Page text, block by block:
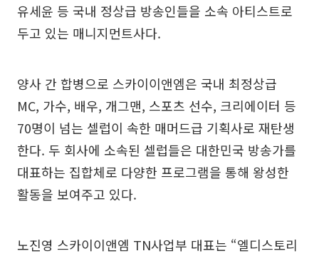
유세윤 등 국내 정상급 방송인들을 소속 아티스트로
두고 있는 매니지먼트사다.
양사 간 합병으로 스카이이앤엠은 국내 최정상급
MC, 가수, 배우, 개그맨, 스포츠 선수, 크리에이터 등
70명이 넘는 셀럽이 속한 매머드급 기획사로 재탄생
한다. 두 회사에 소속된 셀럽들은 대한민국 방송가를
대표하는 집합체로 다양한 프로그램을 통해 왕성한
활동을 보여주고 있다.
노진영 스카이이앤엠 TN사업부 대표는 “엘디스토리